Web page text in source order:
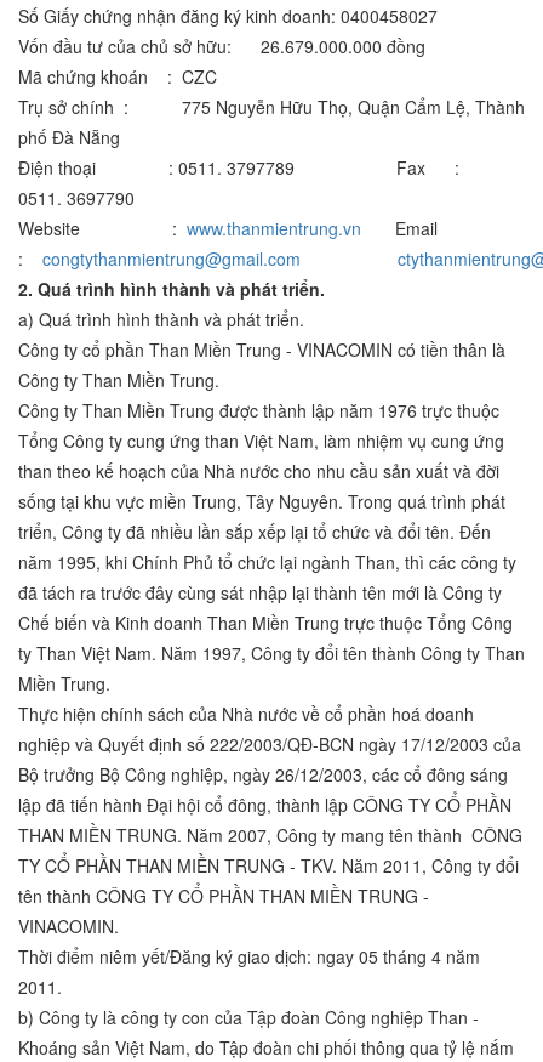
Số Giấy chứng nhận đăng ký kinh doanh: 0400458027
Vốn đầu tư của chủ sở hữu: 26.679.000.000 đồng
Mã chứng khoán : CZC
Trụ sở chính : 775 Nguyễn Hữu Thọ, Quận Cẩm Lệ, Thành
phố Đà Nẵng
Điện thoại : 0511. 3797789 Fax :
0511. 3697790
Website : www.thanmientrung.vn Email
: congtythanmientrung@gmail.com
2. Quá trình hình thành và phát triển.
a) Quá trình hình thành và phát triển.
Công ty cổ phần Than Miền Trung - VINACOMIN có tiền thân là
Công ty Than Miền Trung.
Công ty Than Miền Trung được thành lập năm 1976 trực thuộc
Tổng Công ty cung ứng than Việt Nam, làm nhiệm vụ cung ứng
than theo kế hoạch của Nhà nước cho nhu cầu sản xuất và đời
sống tại khu vực miền Trung, Tây Nguyên. Trong quá trình phát
triển, Công ty đã nhiều lần sắp xếp lại tổ chức và đổi tên. Đến
năm 1995, khi Chính Phủ tổ chức lại ngành Than, thì các công ty
đã tách ra trước đây cùng sát nhập lại thành tên mới là Công ty
Chế biến và Kinh doanh Than Miền Trung trực thuộc Tổng Công
ty Than Việt Nam. Năm 1997, Công ty đổi tên thành Công ty Than
Miền Trung.
Thực hiện chính sách của Nhà nước về cổ phần hoá doanh
nghiệp và Quyết định số 222/2003/QĐ-BCN ngày 17/12/2003 của
Bộ trưởng Bộ Công nghiệp, ngày 26/12/2003, các cổ đông sáng
lập đã tiến hành Đại hội cổ đông, thành lập CÔNG TY CỔ PHẦN
THAN MIỀN TRUNG. Năm 2007, Công ty mang tên thành CÔNG
TY CỔ PHẦN THAN MIỀN TRUNG - TKV. Năm 2011, Công ty đổi
tên thành CÔNG TY CỔ PHẦN THAN MIỀN TRUNG -
VINACOMIN.
Thời điểm niêm yết/Đăng ký giao dịch: ngay 05 tháng 4 năm
2011.
b) Công ty là công ty con của Tập đoàn Công nghiệp Than -
Khoáng sản Việt Nam, do Tập đoàn chi phối thông qua tỷ lệ nắm